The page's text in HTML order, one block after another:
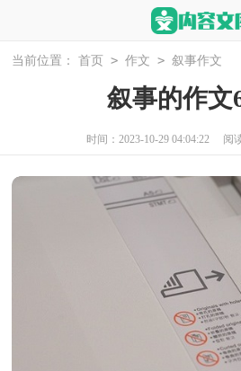
当前位置： 首页 > 作文 > 叙事作文
叙事的作文
时间：2023-10-29 04:04:22 阅